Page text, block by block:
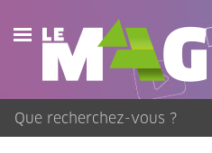
Actualités
Agenda